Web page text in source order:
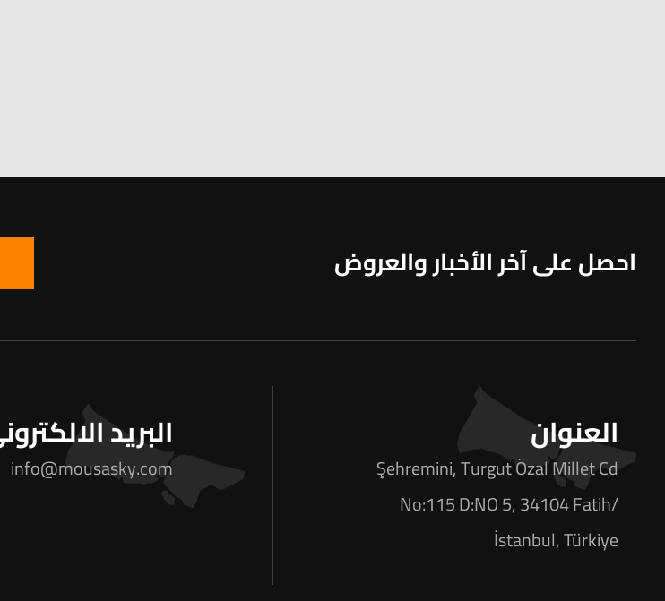
احصل على آخر الأخبار والعروض
البريد
info@mousasky.com
العنوان
Şehremini, Turgut Özal Millet Cd
No:115 D:NO 5, 34104 Fatih/
İstanbul, Türkiye